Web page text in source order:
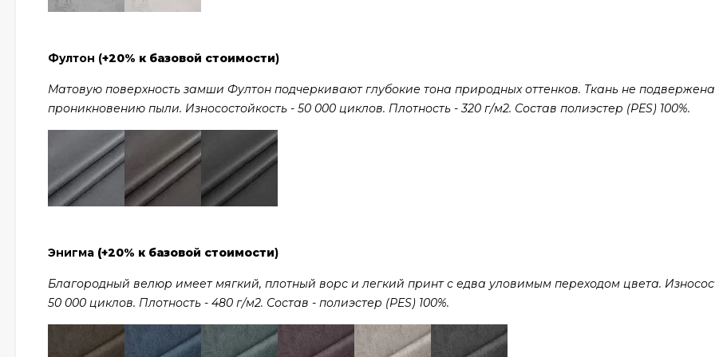
Фултон (+20% к базовой стоимости)
Матовую поверхность замши Фултон подчеркивают глубокие тона природных оттенков. Ткань не подвержена
проникновению пыли. Износостойкость - 50 000 циклов. Плотность - 320 г/м2. Состав полиэстер (PES) 100%.
Энигма (+20% к базовой стоимости)
Благородный велюр имеет мягкий, плотный ворс и легкий принт с едва уловимым переходом цвета.
50 000 циклов. Плотность - 480 г/м2. Состав - полиэстер (PES) 100%.